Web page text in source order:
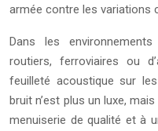
armée contre les variations
Dans les
routiers, ferroviaires ou
feuilleté acoustique sur
bruit n’est plus un luxe,
menuiserie de qualité et à